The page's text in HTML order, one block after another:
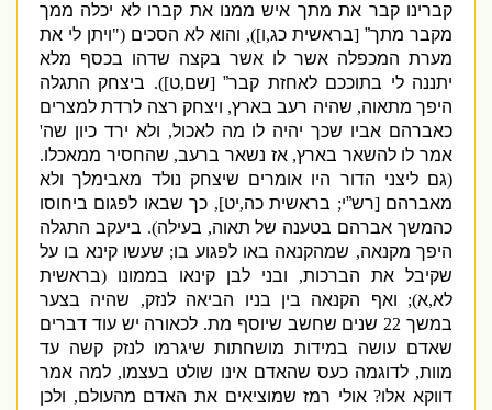
קברינו קבר את מתך איש ממנו את קברו לא יכלה ממך
מקבר מתך”[בראשית כג ,ו])
,והוא לא הסכים(" ויתן לי את
מערת המכפלה אשר לו אשר בקצה שדהו בכסף מלא
יתננה לי בתוככם לאחזת קבר”[שם,ט]).ביצחק התגלה
היפך מתאוה,שהיה רעב בארץ,ויצחק רצה לרדת למצרים
כאברהם אביו שכך יהיה לו מה לאכול,ולא ירד כיון שה'
אמר לו להשאר בארץ,אז נשאר ברעב,שהחסיר ממאכלו.
גם ליצני הדור היו אומרים שיצחק נולד מאבימלך ולא
מאברהם[רש”י;בראשית כה,יט],כך שבאו לפגום ביחוסו
כהמשך אברהם בטענה של תאוה,בעילה).ביעקב התגלה
היפך מקנאה,שמהקנאה באו לפגוע בו ;שעשו קינא בו על
שקיבל את הברכות,ובני לבן קינאו בממונו( בראשית
לא,א);ואף הקנאה בין בניו הביאה לנזק,שהיה בצער
במשך22 שנים שחשב שיוסף מת.לכאורה יש עוד דברים
שאדם עושה במידות מושחתות שיגרמו לנזק קשה עד
מוות,לדוגמה כעס שהאדם אינו שולט בעצמו,למה אמר
דווקא אלו?אולי רמז שמוציאים את האדם מהעולם,ולכן